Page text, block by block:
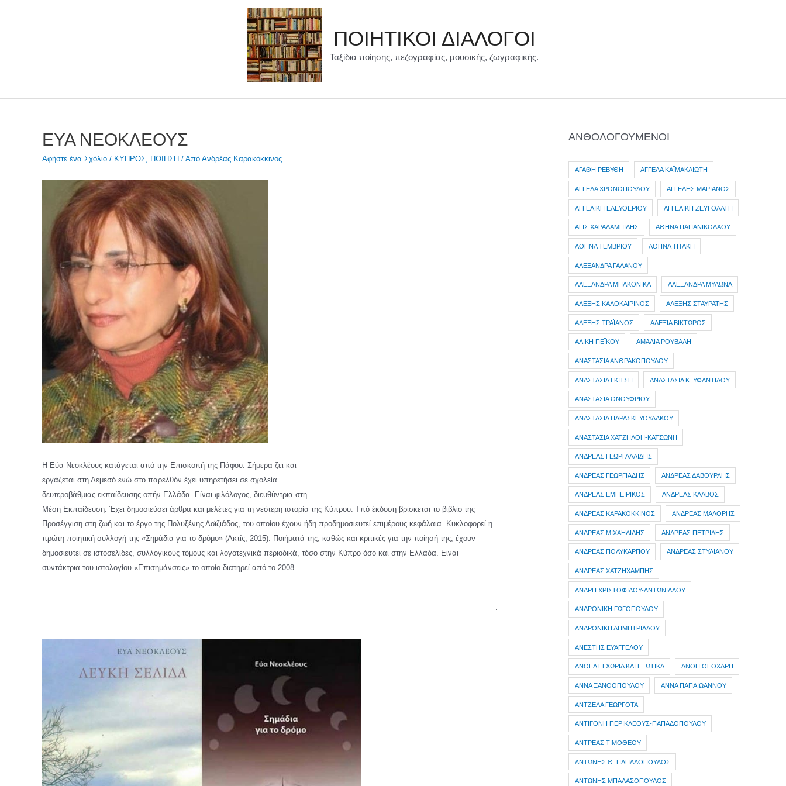
ΠΟΙΗΤΙΚΟΙ ΔΙΑΛΟΓΟΙ
Ταξίδια ποίησης, πεζογραφίας, μουσικής, ζωγραφικής.
ΕΥΑ ΝΕΟΚΛΕΟΥΣ
Αφήστε ένα Σχόλιο / ΚΥΠΡΟΣ, ΠΟΙΗΣΗ / Από Ανδρέας Καρακόκκινος
Η Εύα Νεοκλέους κατάγεται από την Επισκοπή της Πάφου. Σήμερα ζει και
εργάζεται στη Λεμεσό ενώ στο παρελθόν έχει υπηρετήσει σε σχολεία
δευτεροβάθμιας εκπαίδευσης οπήν Ελλάδα. Είναι φιλόλογος, διευθύντρια στη
Μέση Εκπαίδευση. Έχει δημοσιεύσει άρθρα και μελέτες για τη νεότερη ιστορία της Κύπρου. Τπό έκδοση βρίσκεται το βιβλίο της
Προσέγγιση στη ζωή και το έργο της Πολυξένης Λοϊζιάδος, του οποίου έχουν ήδη προδημοσιευτεί επιμέρους κεφάλαια. Κυκλοφορεί η
πρώτη ποιητική συλλογή της «Σημάδια για το δρόμο» (Ακτίς, 2015). Ποιήματά της, καθώς και κριτικές για την ποίησή της, έχουν
δημοσιευτεί σε ιστοσελίδες, συλλογικούς τόμους και λογοτεχνικά περιοδικά, τόσο στην Κύπρο όσο και στην Ελλάδα. Είναι
συντάκτρια του ιστολογίου «Επισημάνσεις» το οποίο διατηρεί από το 2008.
ΑΝΘΟΛΟΓΟΥΜΕΝΟΙ
ΑΓΑΘΗ ΡΕΒΥΘΗ ΑΓΓΕΛΑ ΚΑΪΜΑΚΛΙΩΤΗ
ΑΓΓΕΛΑ ΧΡΟΝΟΠΟΥΛΟΥ ΑΓΓΕΛΗΣ ΜΑΡΙΑΝΟΣ
ΑΓΓΕΛΙΚΗ ΕΛΕΥΘΕΡΙΟΥ ΑΓΓΕΛΙΚΗ ΖΕΥΓΟΛΑΤΗ
ΑΓΙΣ ΧΑΡΑΛΑΜΠΙΔΗΣ ΑΘΗΝΑ ΠΑΠΑΝΙΚΟΛΑΟΥ
ΑΘΗΝΑ ΤΕΜΒΡΙΟΥ ΑΘΗΝΑ ΤΙΤΑΚΗ
ΑΛΕΞΑΝΔΡΑ ΓΑΛΑΝΟΥ
ΑΛΕΞΑΝΔΡΑ ΜΠΑΚΟΝΙΚΑ ΑΛΕΞΑΝΔΡΑ ΜΥΛΩΝΑ
ΑΛΕΞΗΣ ΚΑΛΟΚΑΙΡΙΝΟΣ ΑΛΕΞΗΣ ΣΤΑΥΡΑΤΗΣ
ΑΛΕΞΗΣ ΤΡΑΪΑΝΟΣ ΑΛΕΞΙΑ ΒΙΚΤΩΡΟΣ
ΑΛΙΚΗ ΠΕΪΚΟΥ ΑΜΑΛΙΑ ΡΟΥΒΑΛΗ
ΑΝΑΣΤΑΣΙΑ ΑΝΘΡΑΚΟΠΟΥΛΟΥ
ΑΝΑΣΤΑΣΙΑ ΓΚΙΤΣΗ ΑΝΑΣΤΑΣΙΑ Κ. ΥΦΑΝΤΙΔΟΥ
ΑΝΑΣΤΑΣΙΑ ΟΝΟΥΦΡΙΟΥ
ΑΝΑΣΤΑΣΙΑ ΠΑΡΑΣΚΕΥΟΥΛΑΚΟΥ
ΑΝΑΣΤΑΣΙΑ ΧΑΤΖΗΛΟΗ-ΚΑΤΣΩΝΗ
ΑΝΔΡΕΑΣ ΓΕΩΡΓΑΛΛΙΔΗΣ
ΑΝΔΡΕΑΣ ΓΕΩΡΓΙΑΔΗΣ ΑΝΔΡΕΑΣ ΔΑΒΟΥΡΛΗΣ
ΑΝΔΡΕΑΣ ΕΜΠΕΙΡΙΚΟΣ ΑΝΔΡΕΑΣ ΚΑΛΒΟΣ
ΑΝΔΡΕΑΣ ΚΑΡΑΚΟΚΚΙΝΟΣ ΑΝΔΡΕΑΣ ΜΑΛΟΡΗΣ
ΑΝΔΡΕΑΣ ΜΙΧΑΗΛΙΔΗΣ ΑΝΔΡΕΑΣ ΠΕΤΡΙΔΗΣ
ΑΝΔΡΕΑΣ ΠΟΛΥΚΑΡΠΟΥ ΑΝΔΡΕΑΣ ΣΤΥΛΙΑΝΟΥ
ΑΝΔΡΕΑΣ ΧΑΤΖΗΧΑΜΠΗΣ
ΑΝΔΡΗ ΧΡΙΣΤΟΦΙΔΟΥ-ΑΝΤΩΝΙΑΔΟΥ
ΑΝΔΡΟΝΙΚΗ ΓΩΓΟΠΟΥΛΟΥ
ΑΝΔΡΟΝΙΚΗ ΔΗΜΗΤΡΙΑΔΟΥ
ΑΝΕΣΤΗΣ ΕΥΑΓΓΕΛΟΥ
ΑΝΘΕΑ ΕΓΧΩΡΙΑ ΚΑΙ ΕΞΩΤΙΚΑ ΑΝΘΗ ΘΕΟΧΑΡΗ
ΑΝΝΑ ΞΑΝΘΟΠΟΥΛΟΥ ΑΝΝΑ ΠΑΠΑΙΩΑΝΝΟΥ
ΑΝΤΖΕΛΑ ΓΕΩΡΓΟΤΑ
ΑΝΤΙΓΟΝΗ ΠΕΡΙΚΛΕΟΥΣ-ΠΑΠΑΔΟΠΟΥΛΟΥ
ΑΝΤΡΕΑΣ ΤΙΜΟΘΕΟΥ
ΑΝΤΩΝΗΣ Θ. ΠΑΠΑΔΟΠΟΥΛΟΣ
ΑΝΤΩΝΗΣ ΜΠΑΛΑΣΟΠΟΥΛΟΣ